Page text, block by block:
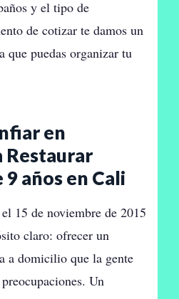
y el tipo de
de cotizar te damos un
que puedas organizar tu
en
Restaurar
9 años en Cali
15 de noviembre de 2015
claro: ofrecer un
a domicilio que la gente
Un